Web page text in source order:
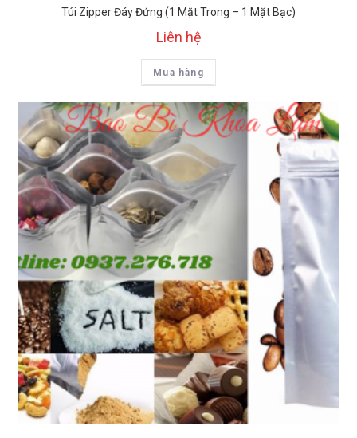
Túi Zipper Đáy Đứng (1 Mặt Trong – 1 Mặt Bạc)
Liên hệ
Mua hàng